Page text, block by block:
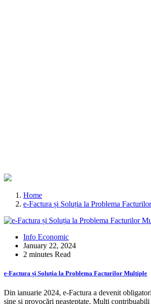
Home
e-Factura și Soluția la Problema
Info Economic
January 22, 2024
2 minutes Read
e-Factura și Soluția la Problema Facturilor Multiple
Din ianuarie 2024, e-Factura a devenit
sine și provocări neașteptate. Mulți